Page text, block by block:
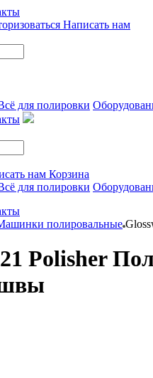
Написать нам
для полировки
нам Корзина
для полировки
полировальные
Polisher